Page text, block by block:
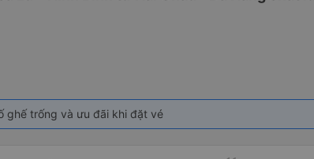
ghế trống và ưu đãi khi đặt vé